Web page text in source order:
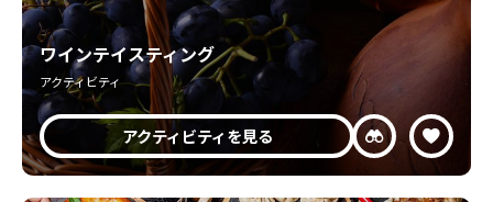
ワインテイスティング
アクティビティ
アクティビティを見る